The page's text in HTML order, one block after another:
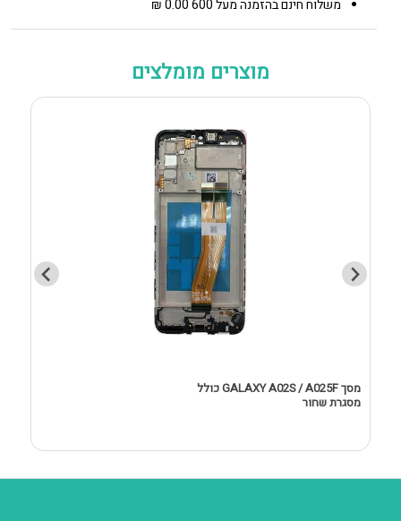
משלוח חינם בהזמנה מעל 600 0.00 ₪
מוצרים מומלצים
מסך GALAXY A02S / A025F כולל
מסגרת שחור